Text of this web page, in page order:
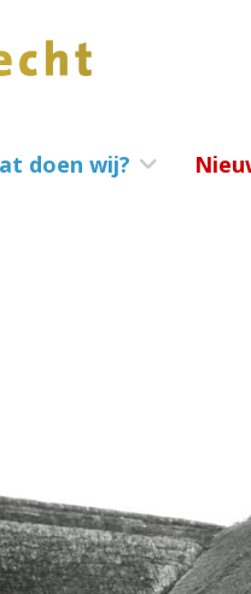
doen wij?